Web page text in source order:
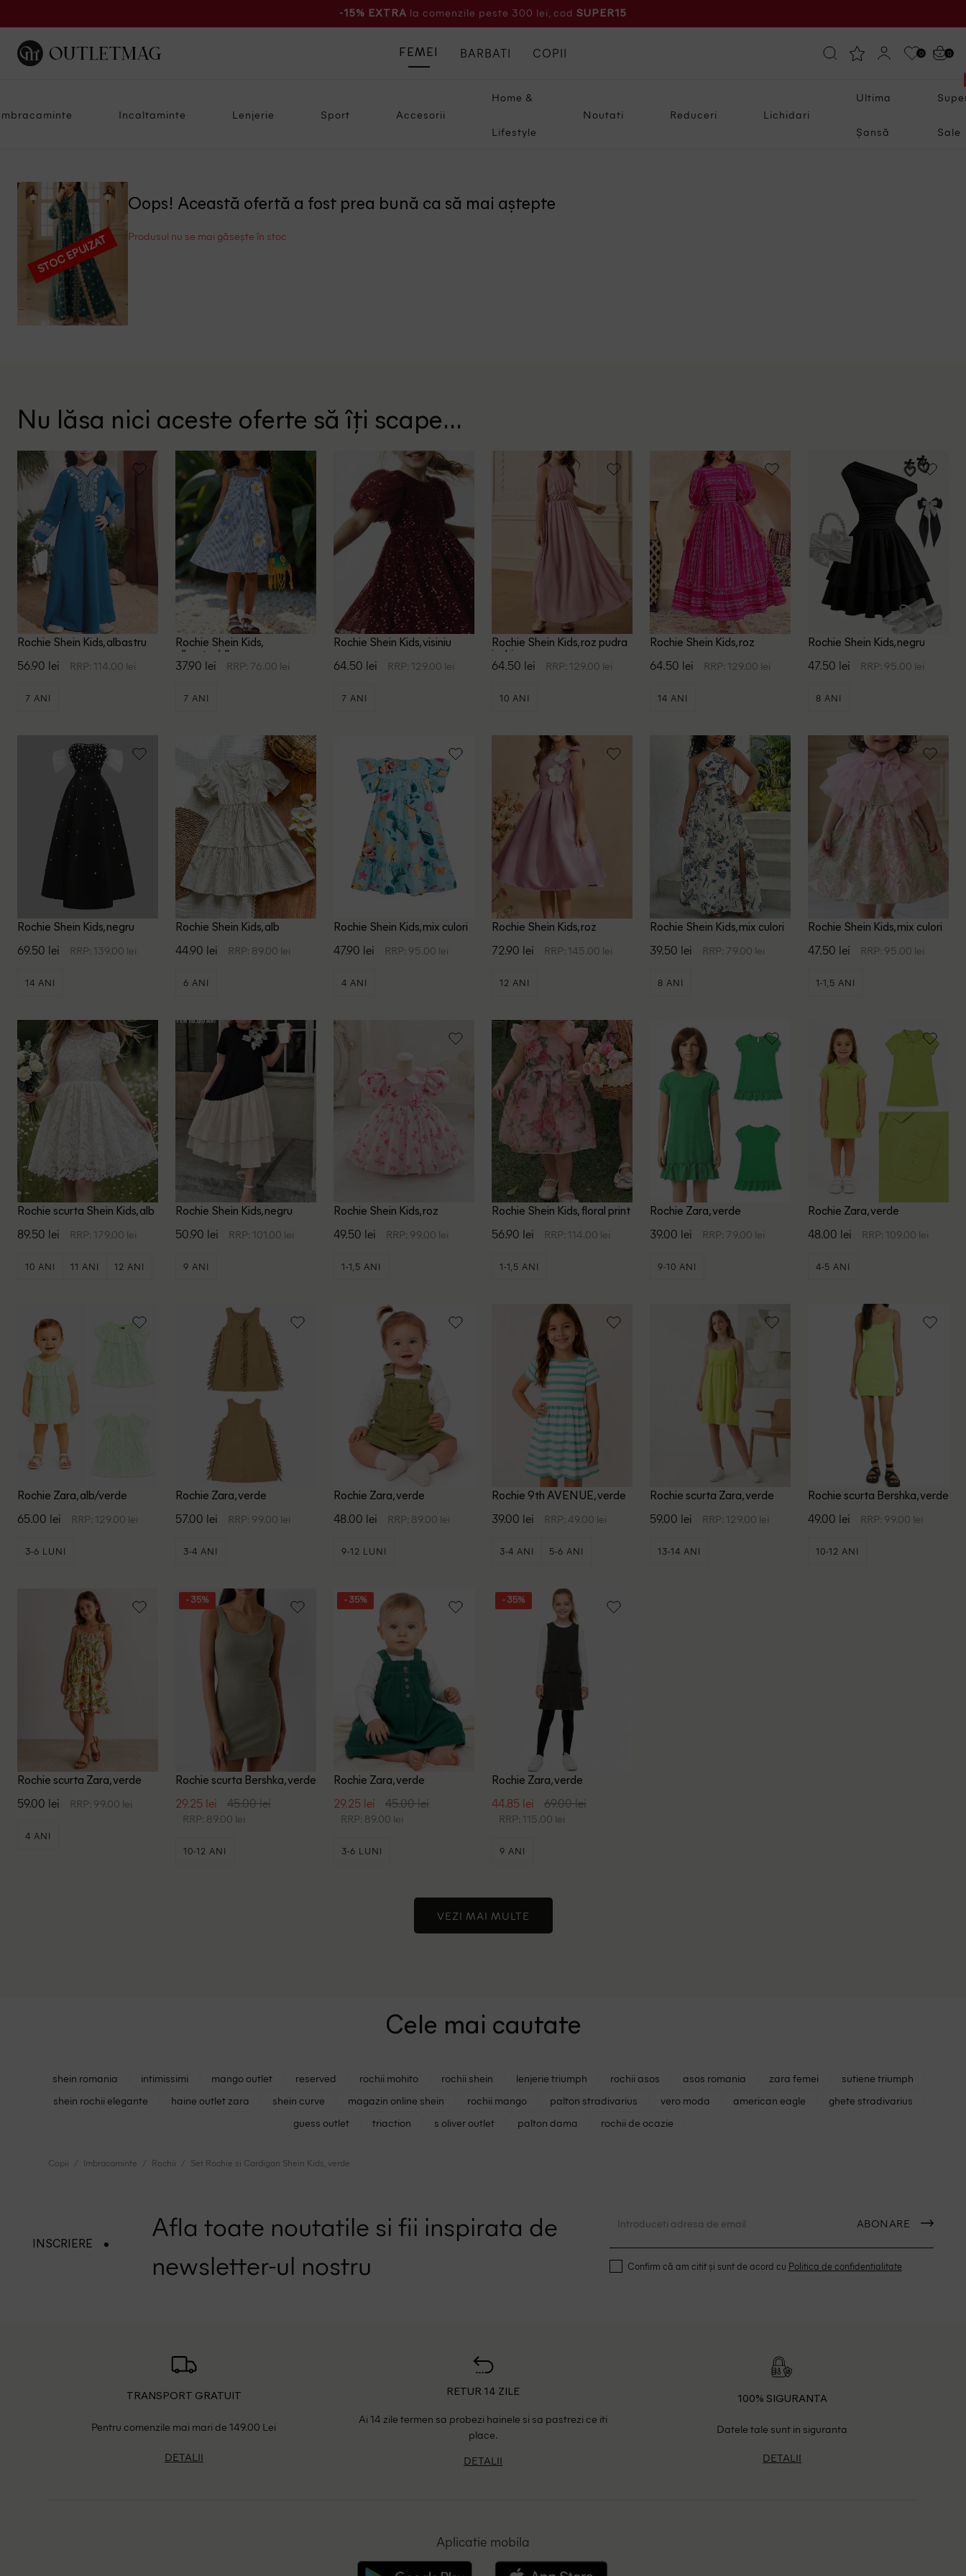
-15% EXTRA la comenzile peste 300 lei, cod SUPER15
0 0
Incaltaminte Lenjerie Sport Accesorii
Home &
Lifestyle
Noutati Reduceri Lichidari
Ultima
Șansă Sale
FEMEI BARBATI COPII
STOC EPUIZAT
Oops! Această ofertă a fost prea bună ca să mai aștepte
Produsul nu se mai găsește în stoc
Nu lăsa nici aceste oferte să îți scape...
Rochie Shein Kids, albastru
56.90 lei RRP: 114.00 lei
7 ANI
Rochie Shein Kids,
albastru/alb
37.90 lei RRP: 76.00 lei
7 ANI
Rochie Shein Kids, visiniu
64.50 lei RRP: 129.00 lei
7 ANI
Rochie Shein Kids, roz pudra
inchis
64.50 lei RRP: 129.00 lei
10 ANI
Rochie Shein Kids, roz
64.50 lei RRP: 129.00 lei
14 ANI
Rochie Shein Kids, negru
47.50 lei RRP: 95.00 lei
8 ANI
Rochie Shein Kids, negru
69.50 lei RRP: 139.00 lei
14 ANI
Rochie Shein Kids, alb
44.90 lei RRP: 89.00 lei
6 ANI
Rochie Shein Kids, mix culori
47.90 lei RRP: 95.00 lei
4 ANI
Rochie Shein Kids, roz
72.90 lei RRP: 145.00 lei
12 ANI
Rochie Shein Kids, mix culori
39.50 lei RRP: 79.00 lei
8 ANI
Rochie Shein Kids, mix culori
47.50 lei RRP: 95.00 lei
1-1,5 ANI
Rochie scurta Shein Kids, alb
89.50 lei RRP: 179.00 lei
10 ANI 11 ANI 12 ANI
Rochie Shein Kids, negru
50.90 lei RRP: 101.00 lei
9 ANI
Rochie Shein Kids, roz
49.50 lei RRP: 99.00 lei
1-1,5 ANI
Rochie Shein Kids, floral print
56.90 lei RRP: 114.00 lei
1-1,5 ANI
Rochie Zara, verde
39.00 lei RRP: 79.00 lei
9-10 ANI
Rochie Zara, verde
48.00 lei RRP: 109.00 lei
4-5 ANI
Rochie Zara, alb/verde
65.00 lei RRP: 129.00 lei
3-6 LUNI
Rochie Zara, verde
57.00 lei RRP: 99.00 lei
3-4 ANI
Rochie Zara, verde
48.00 lei RRP: 89.00 lei
9-12 LUNI
Rochie 9th AVENUE, verde
39.00 lei RRP: 49.00 lei
3-4 ANI 5-6 ANI
Rochie scurta Zara, verde
59.00 lei RRP: 129.00 lei
13-14 ANI
Rochie scurta Bershka, verde
49.00 lei RRP: 99.00 lei
10-12 ANI
Rochie scurta Zara, verde
59.00 lei RRP: 99.00 lei
4 ANI
- 35%
Rochie scurta Bershka, verde
29.25 lei 45.00 lei
RRP: 89.00 lei
10-12 ANI
- 35%
Rochie Zara, verde
29.25 lei 45.00 lei
RRP: 89.00 lei
3-6 LUNI
- 35%
Rochie Zara, verde
44.85 lei 69.00 lei
RRP: 115.00 lei
9 ANI
VEZI MAI MULTE
Cele mai cautate
shein romania intimissimi mango outlet reserved rochii mohito rochii shein lenjerie triumph rochii asos asos romania zara femei
sutiene triumph
shein rochii elegante
haine outlet zara shein curve magazin online shein rochii mango palton stradivarius vero moda american eagle
ghete stradivarius
guess outlet
triaction s oliver outlet palton dama rochii de ocazie
Copii Imbracaminte Rochii Set Rochie si Cardigan Shein Kids, verde
INSCRIERE
Afla toate noutatile si fii inspirata de
newsletter-ul nostru
ABONARE
Confirm că am citit și sunt de acord cu Politica de confidentialitate
TRANSPORT GRATUIT
Pentru comenzile mai mari de 149.00 Lei
DETALII
RETUR 14 ZILE
Ai 14 zile termen sa probezi hainele si sa pastrezi ce iti
place.
DETALII
100% SIGURANTA
Datele tale sunt in siguranta
DETALII
Aplicatie mobila